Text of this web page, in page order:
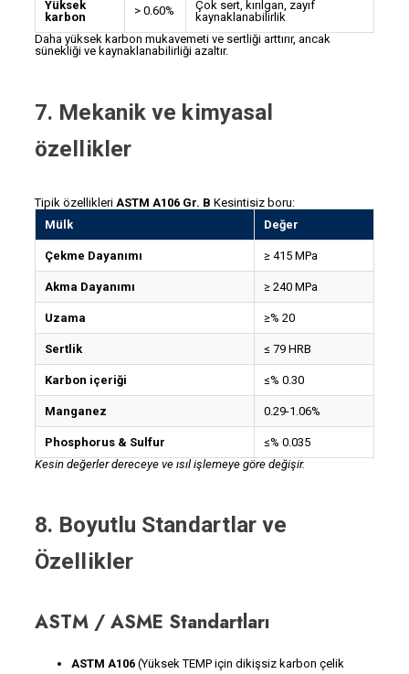
Yüksek
karbon
> 0.60%
Çok sert, kırılgan, zayıf
kaynaklanabilirlik
Daha yüksek karbon mukavemeti ve sertliği arttırır, ancak
sünekliği ve kaynaklanabilirliği azaltır.
7. Mekanik ve kimyasal
özellikler
Tipik özellikleri ASTM A106 Gr. B Kesintisiz boru:
Mülk
Değer
Çekme Dayanımı ≥ 415 MPa
Akma Dayanımı ≥ 240 MPa
Uzama ≥% 20
Sertlik ≤ 79 HRB
Karbon içeriği ≤% 0.30
Manganez 0.29-1.06%
Phosphorus & Sulfur
≤% 0.035
Kesin değerler dereceye ve ısıl işlemeye göre değişir.
8. Boyutlu Standartlar ve
Özellikler
ASTM / ASME Standartları
ASTM A106 (Yüksek TEMP için dikişsiz karbon çelik